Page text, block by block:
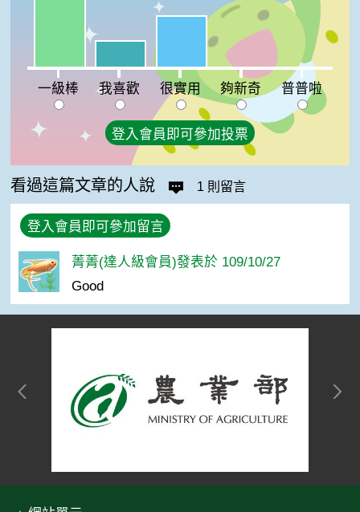
我喜歡:17%
夠新奇:0%普普啦:0%
一級棒 我喜歡 很實用 夠新奇 普普啦
登入會員即可參加投票
看過這篇文章的人說 1 則留言
登入會員即可參加留言
菁菁(達人級會員)發表於 109/10/27
Good